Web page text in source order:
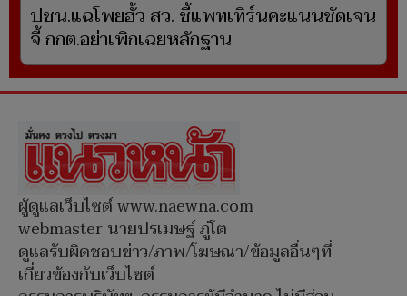
ปชน.แฉโพยฮั้ว สว. ชี้แพทเทิร์นคะแนนชัดเจน
จี้ กกต.อย่าเพิกเฉยหลักฐาน
ผู้ดูแลเว็บไซต์ www.naewna.com
webmaster นายปรเมษฐ์ ภู่โต
ดูแลรับผิดชอบข่าว/ภาพ/โฆษณา/ข้อมูลอื่นๆที่
เกี่ยวข้องกับเว็บไซต์